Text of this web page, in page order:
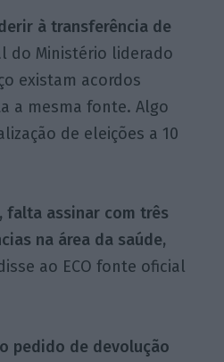
à transferência de
do Ministério liderado
existam acordos
a mesma fonte. Algo
de eleições a 10
falta assinar com três
na área da saúde,
ao ECO fonte oficial
pedido de devolução